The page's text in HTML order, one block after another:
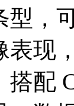
型，
表现
搭配